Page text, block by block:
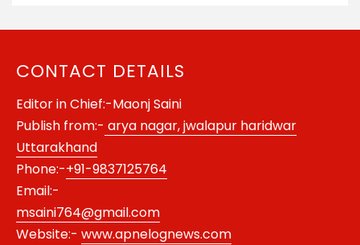
CONTACT DETAILS
Editor in Chief:-Maonj Saini
Publish from:- arya nagar, jwalapur haridwar
Uttarakhand
Phone:-+91-9837125764
Email:-
msaini764@gmail.com
Website:- www.apnelognews.com